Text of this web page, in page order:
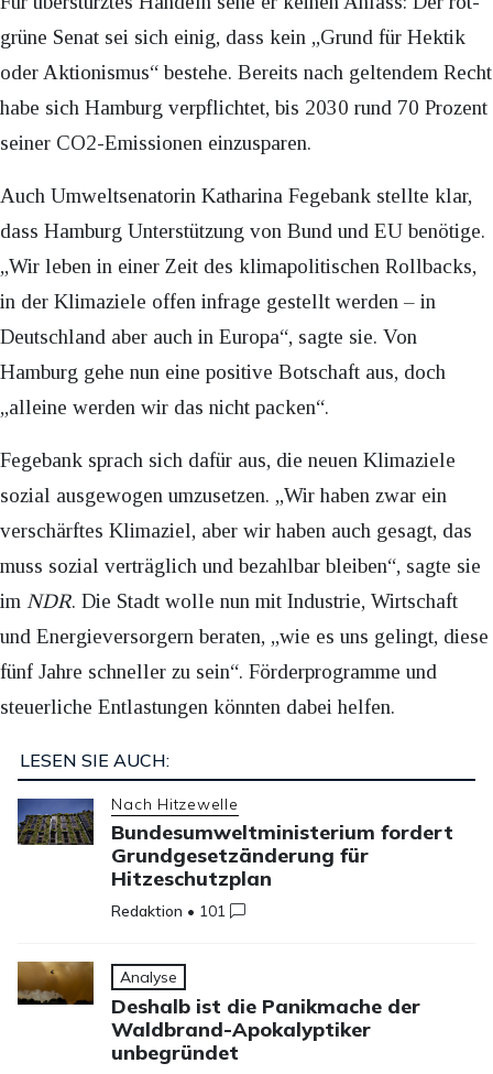
grüne Senat sei sich einig, dass kein „Grund für Hektik
oder Aktionismus“ bestehe. Bereits nach geltendem Recht
habe sich Hamburg verpflichtet, bis 2030 rund 70 Prozent
seiner CO2-Emissionen einzusparen.
Auch Umweltsenatorin Katharina Fegebank stellte klar,
dass Hamburg Unterstützung von Bund und EU benötige.
„Wir leben in einer Zeit des klimapolitischen Rollbacks,
in der Klimaziele offen infrage gestellt werden – in
Deutschland aber auch in Europa“, sagte sie. Von
Hamburg gehe nun eine positive Botschaft aus, doch
„alleine werden wir das nicht packen“.
Fegebank sprach sich dafür aus, die neuen Klimaziele
sozial ausgewogen umzusetzen. „Wir haben zwar ein
verschärftes Klimaziel, aber wir haben auch gesagt, das
muss sozial verträglich und bezahlbar bleiben“, sagte sie
im NDR. Die Stadt wolle nun mit Industrie, Wirtschaft
und Energieversorgern beraten, „wie es uns gelingt, diese
fünf Jahre schneller zu sein“. Förderprogramme und
steuerliche Entlastungen könnten dabei helfen.
LESEN SIE AUCH:
Nach Hitzewelle
Bundesumweltministerium fordert
Grundgesetzänderung für
Hitzeschutzplan
Redaktion • 101
Analyse
Deshalb ist die Panikmache der
Waldbrand-Apokalyptiker
unbegründet